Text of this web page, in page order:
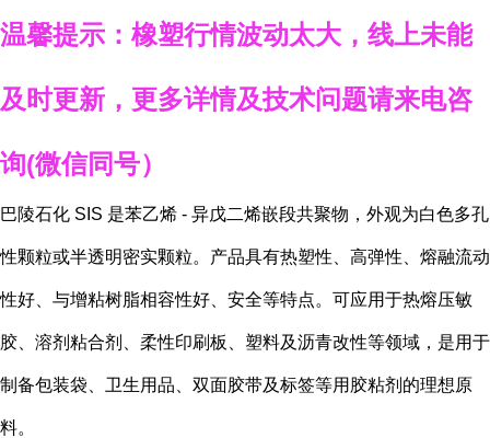
温馨提示： 橡塑行情波动太大，线上未能
及时更新， 更多详情及技术问题请来电咨
询(微信同号）
巴陵石化 SIS 是苯乙烯 - 异戊二烯嵌段共聚物，外观为白色多孔
性颗粒或半透明密实颗粒。产品具有热塑性、高弹性、熔融流动
性好、与增粘树脂相容性好、安全等特点。可应用于热熔压敏
胶、溶剂粘合剂、柔性印刷板、塑料及沥青改性等领域，是用于
制备包装袋、卫生用品、双面胶带及标签等用胶粘剂的理想原
料。